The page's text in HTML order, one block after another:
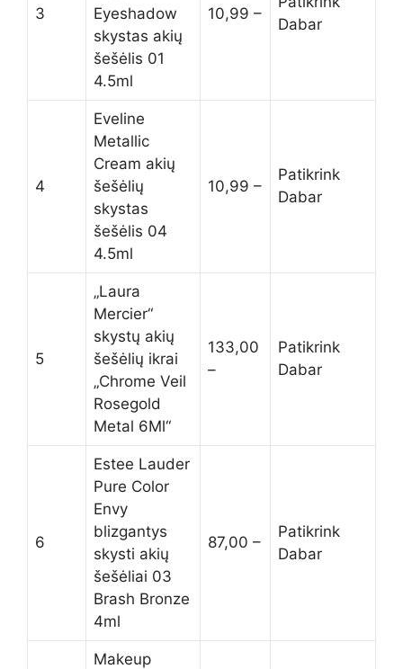
3
Eyeshadow
skystas akių
šešėlis 01
4.5ml
10,99 –
Dabar
4
Eveline
Metallic
Cream akių
šešėlių
skystas
šešėlis 04
4.5ml
10,99 –
Patikrink
Dabar
5
„Laura
Mercier“
skystų akių
šešėlių ikrai
„Chrome Veil
Rosegold
Metal 6Ml“
133,00
–
Patikrink
Dabar
6
Estee Lauder
Pure Color
Envy
blizgantys
skysti akių
šešėliai 03
Brash Bronze
4ml
87,00 –
Patikrink
Dabar
Makeup